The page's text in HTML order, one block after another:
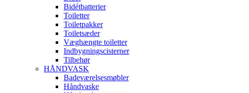
Bidétbatterier
Toiletter
Toiletpakker
Toiletsæder
Væghængte toiletter
Indbygningscisterner
Tilbehør
HÅNDVASK
Badeværelsesmøbler
Håndvaske